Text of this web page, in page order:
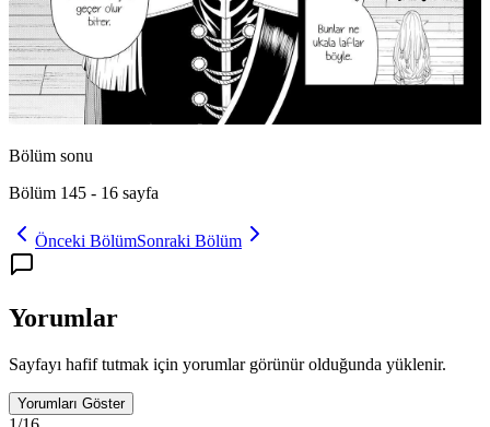
Bölüm sonu
Bölüm 145 - 16 sayfa
Önceki BölümSonraki Bölüm
Yorumlar
Sayfayı hafif tutmak için yorumlar görünür olduğunda yüklenir.
Yorumları Göster